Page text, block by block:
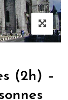
(2h) –